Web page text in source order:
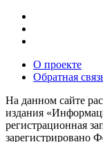
О проекте
Обратная
На данном сайте
издания
регистрационная
зарегистрировано